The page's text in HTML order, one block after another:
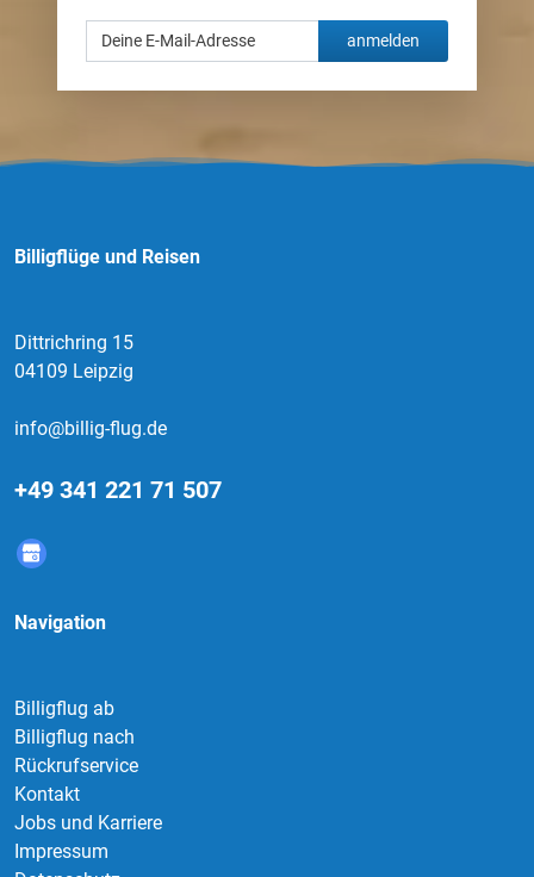
anmelden
Billigflüge und Reisen
Dittrichring 15
04109 Leipzig
info@billig-flug.de
+49 341 221 71 507
Navigation
Billigflug ab
Billigflug nach
Rückrufservice
Kontakt
Jobs und Karriere
Impressum